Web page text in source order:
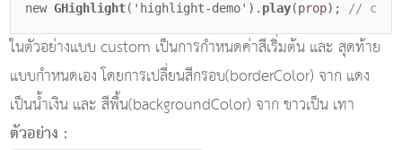
newGHighlight('highlight-demo'). play(prop); //
ในตัวอย่างแบบ custom เป็นการกำหนดค่าสีเริ่มต้น และ สุดท้าย
แบบกำหนดเอง โดยการเปลี่ยนสีกรอบ(borderColor) จาก แดง
เป็นน้ำเงิน และ สีพื้น(backgroundColor) จาก ขาวเป็น เทา
ตัวอย่าง :